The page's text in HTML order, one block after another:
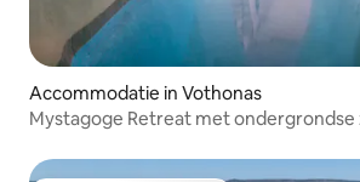
Accommodatie in Vothonas
Mystagoge Retreat met